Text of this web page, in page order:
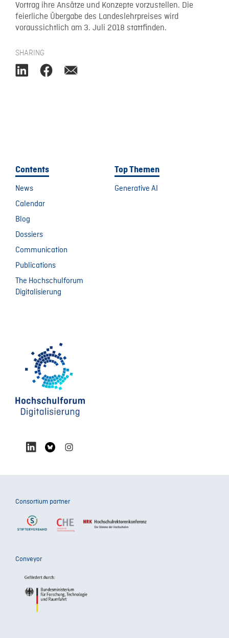
Vortrag ihre Ansätze und Konzepte vorzustellen. Die
feierliche Übergabe des Landeslehrpreises wird
voraussichtlich am 3. Juli 2018 stattfinden.
SHARING
Contents
News
Calendar
Blog
Dossiers
Communication
Publications
The Hochschulforum
Digitalisierung
Top Themen
Generative AI
Consortium partner
Conveyor